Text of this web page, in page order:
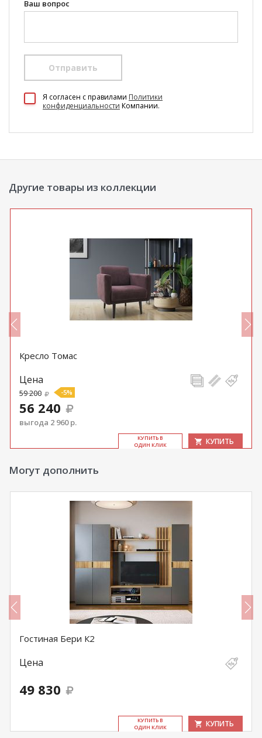
Ваш вопрос
Отправить
Я согласен c правилами Политики
конфиденциальности Компании.
Другие товары из коллекции
Кресло Томас
Цена
59 200 -5%
56 240
выгода 2 960 р.
КУ­ПИТЬ В
ОДИН КЛИК
КУПИТЬ
Могут дополнить
Гостиная Бери К2
Цена
49 830
КУ­ПИТЬ В
ОДИН КЛИК
КУПИТЬ